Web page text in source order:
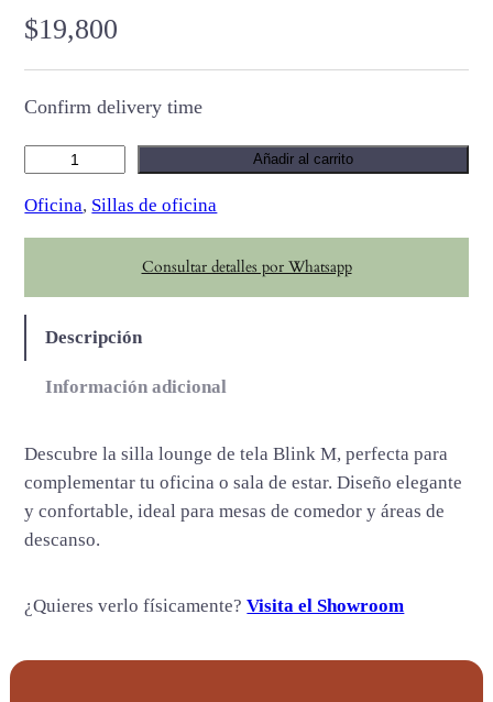
$19,800
Confirm delivery time
i
n
M
a
i
d
Añadir al carrito
Oficina, Sillas de oficina
Consultar detalles por Whatsapp
Descripción
Información adicional
Descubre la silla lounge de tela Blink M, perfecta para
complementar tu oficina o sala de estar. Diseño elegante
y confortable, ideal para mesas de comedor y áreas de
descanso.
¿Quieres verlo físicamente?Visita el Showroom